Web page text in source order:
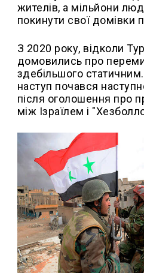
жителів, а мільйони
покинути свої домівки
З 2020 року, відколи
домовились про
здебільшого
наступ почався
після оголошення про
між Ізраїлем і